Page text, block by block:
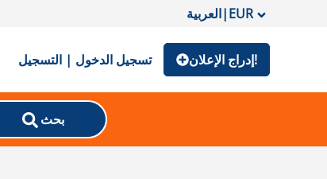
العربية|EUR
تسجيل الدخول | التسجيل إدراج الإعلان!
بحث